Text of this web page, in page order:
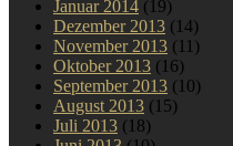
Januar 2014 (19)
Dezember 2013 (14)
November 2013 (11)
Oktober 2013 (16)
September 2013 (10)
August 2013 (15)
Juli 2013 (18)